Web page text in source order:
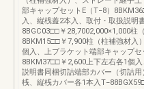
部キャップセットE（T−8）
入、縦桟蓋2本入、取付・取扱説明
8BGC03□□￥28,7002,000×1,000柱（
8BKM15□□￥7,900柱（柱補強材入
個入、上ブラケット端部キャップセ
8BKM37□□￥2,600上下左右各1個
説明書同梱切詰端部カバー（切詰
桟、縦桟カバー各1本入